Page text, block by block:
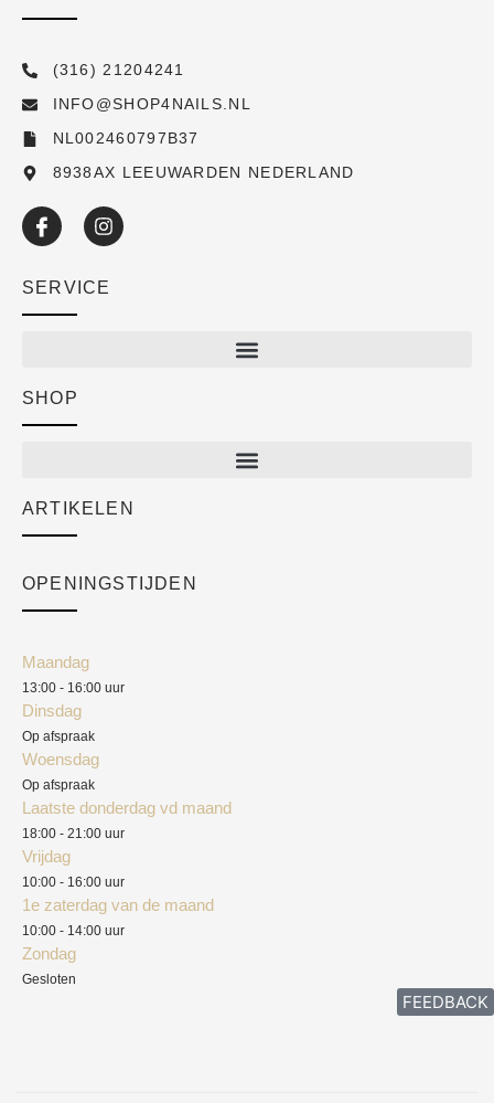
(316) 21204241
INFO@SHOP4NAILS.NL
NL002460797B37
8938AX LEEUWARDEN NEDERLAND
SERVICE
Academy
SHOP
ARTIKELEN
OPENINGSTIJDEN
Maandag
13:00 - 16:00 uur
Dinsdag
Op afspraak
Woensdag
Op afspraak
Laatste donderdag vd maand
18:00 - 21:00 uur
Vrijdag
10:00 - 16:00 uur
1e zaterdag van de maand
10:00 - 14:00 uur
Zondag
Gesloten
FEEDBACK